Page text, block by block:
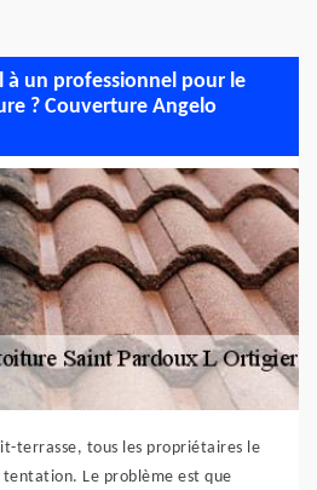
à un professionnel pour le
? Couverture Angelo
terrasse, tous les propriétaires le
Le problème est que